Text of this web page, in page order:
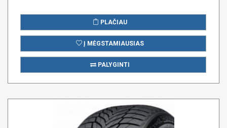
PLAČIAU
Į MĖGSTAMIAUSIAS
PALYGINTI